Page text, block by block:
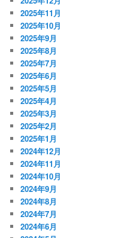
2025年11月
2025年10月
2025年9月
2025年8月
2025年7月
2025年6月
2025年5月
2025年4月
2025年3月
2025年2月
2025年1月
2024年12月
2024年11月
2024年10月
2024年9月
2024年8月
2024年7月
2024年6月